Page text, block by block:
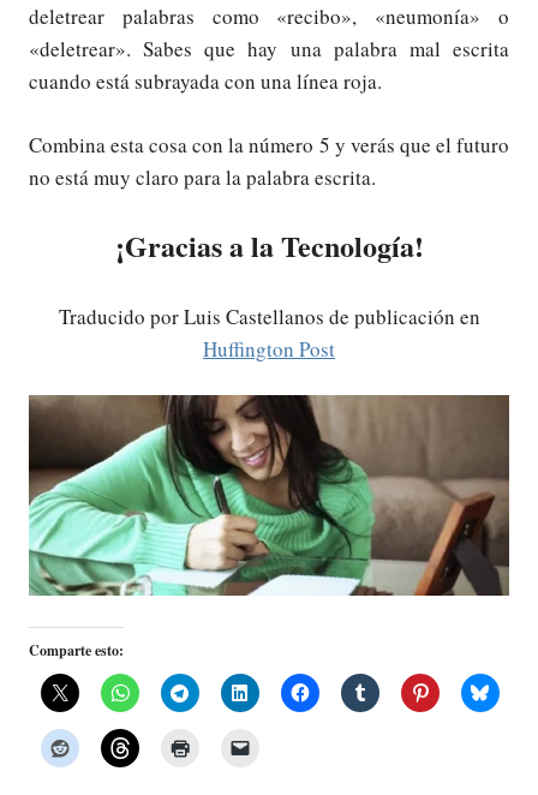
deletrear palabras como «recibo», «neumonía» o
«deletrear». Sabes que hay una palabra mal escrita
cuando está subrayada con una línea roja.
Combina esta cosa con la número 5 y verás que el futuro
no está muy claro para la palabra escrita.
¡Gracias a la Tecnología!
Traducido por Luis Castellanos de publicación en
Huffington Post
Comparte esto: